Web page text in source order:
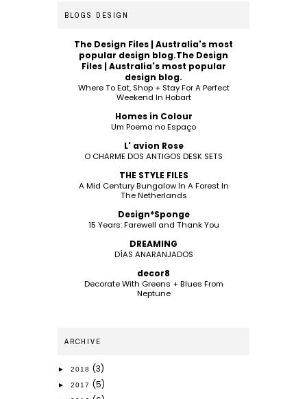
BLOGS DESIGN
The Design Files | Australia's most
popular design blog.The Design
Files | Australia's most popular
design blog.
Where To Eat, Shop + Stay For A Perfect
Weekend In Hobart
Homes in Colour
Um Poema no Espaço
L' avion Rose
O CHARME DOS ANTIGOS DESK SETS
THE STYLE FILES
A Mid Century Bungalow In A Forest In
The Netherlands
Design*Sponge
15 Years: Farewell and Thank You
DREAMING
DÍAS ANARANJADOS
decor8
Decorate With Greens + Blues From
Neptune
ARCHIVE
► 2018 (3)
► 2017 (5)